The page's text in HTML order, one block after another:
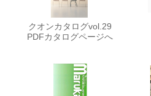
クオンカタログvol.29
PDFカタログページへ